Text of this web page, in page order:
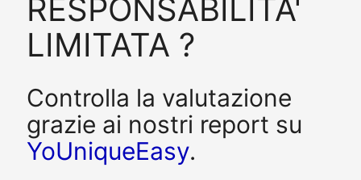
RESPONSABILITA'
LIMITATA ?
Controlla la valutazione
grazie ai nostri report su
YoUniqueEasy.